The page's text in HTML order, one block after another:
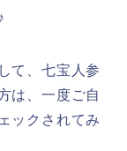
て、七宝人参
は、一度ご自
ックされてみ